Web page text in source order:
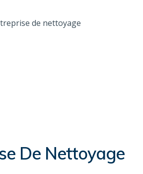
De Nettoyage